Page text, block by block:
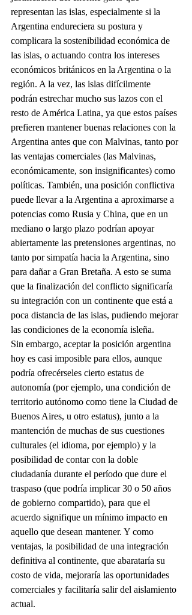
representan las islas, especialmente si la
Argentina endureciera su postura y
complicara la sostenibilidad económica de
las islas, o actuando contra los intereses
económicos británicos en la Argentina o la
región. A la vez, las islas difícilmente
podrán estrechar mucho sus lazos con el
resto de América Latina, ya que estos países
prefieren mantener buenas relaciones con la
Argentina antes que con Malvinas, tanto por
las ventajas comerciales (las Malvinas,
económicamente, son insignificantes) como
políticas. También, una posición conflictiva
puede llevar a la Argentina a aproximarse a
potencias como Rusia y China, que en un
mediano o largo plazo podrían apoyar
abiertamente las pretensiones argentinas, no
tanto por simpatía hacia la Argentina, sino
para dañar a Gran Bretaña. A esto se suma
que la finalización del conflicto significaría
su integración con un continente que está a
poca distancia de las islas, pudiendo mejorar
las condiciones de la economía isleña.
Sin embargo, aceptar la posición argentina
hoy es casi imposible para ellos, aunque
podría ofrecérseles cierto estatus de
autonomía (por ejemplo, una condición de
territorio autónomo como tiene la Ciudad de
Buenos Aires, u otro estatus), junto a la
mantención de muchas de sus cuestiones
culturales (el idioma, por ejemplo) y la
posibilidad de contar con la doble
ciudadanía durante el período que dure el
traspaso (que podría implicar 30 o 50 años
de gobierno compartido), para que el
acuerdo signifique un mínimo impacto en
aquello que desean mantener. Y como
ventajas, la posibilidad de una integración
definitiva al continente, que abarataría su
costo de vida, mejoraría las oportunidades
comerciales y facilitaría salir del aislamiento
actual.